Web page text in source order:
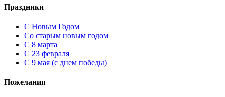
Праздники
C Новым Годом
Cо старым новым годом
С 8 марта
С 23 февраля
С 9 мая (с днем победы)
Пожелания